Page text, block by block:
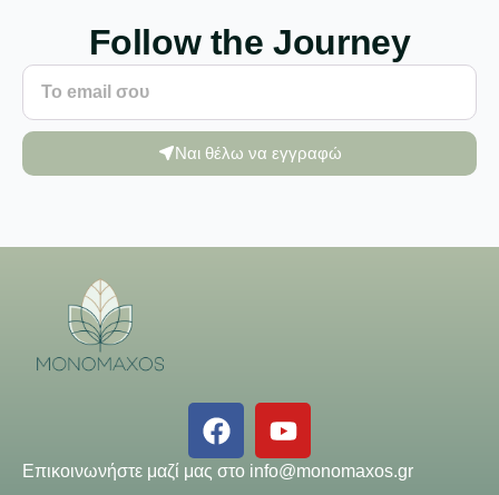
Follow the Journey
Ναι θέλω να εγγραφώ
Επικοινωνήστε μαζί μας στο info@monomaxos.gr